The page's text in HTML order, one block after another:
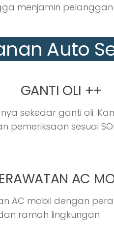
menjamin
Auto
GANTI OLI ++
sekedar ganti oli.
pemeriksaan sesuai
AC
AC mobil dengan
ramah lingkungan